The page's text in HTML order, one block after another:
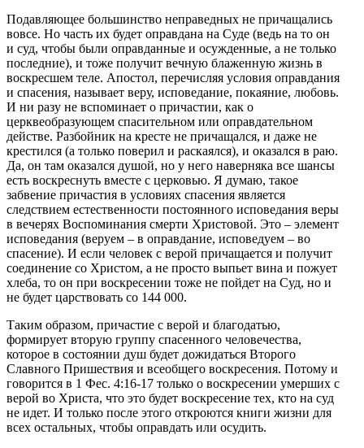
Подавляющее большинство неправедных не причащались
вовсе. Но часть их будет оправдана на Суде (ведь на то он
и суд, чтобы были оправданные и осужденные, а не только
последние), и тоже получит вечную блаженную жизнь в
воскресшем теле. Апостол, перечисляя условия оправдания
и спасения, называет веру, исповедание, покаяние, любовь.
И ни разу не вспоминает о причастии, как о
церквеобразующем спасительном или оправдательном
действе. Разбойник на кресте не причащался, и даже не
крестился (а только поверил и раскаялся), и оказался в раю.
Да, он там оказался душой, но у него наверняка все шансы
есть воскреснуть вместе с церковью. Я думаю, такое
забвение причастия в условиях спасения является
следствием естественности постоянного исповедания веры
в вечерях Воспоминания смерти Христовой. Это – элемент
исповедания (веруем – в оправдание, исповедуем – во
спасение). И если человек с верой причащается и получит
соединение со Христом, а не просто выпьет вина и пожует
хлеба, то он при воскресении тоже не пойдет на Суд, но и
не будет царствовать со 144 000.
Таким образом, причастие с верой и благодатью,
формирует вторую группу спасенного человечества,
которое в состоянии душ будет дожидаться Второго
Славного Пришествия и всеобщего воскресения. Потому и
говорится в 1 Фес. 4:16-17 только о воскресении умерших с
верой во Христа, что это будет воскресение тех, кто на суд
не идет. И только после этого откроются книги жизни для
всех остальных, чтобы оправдать или осудить.